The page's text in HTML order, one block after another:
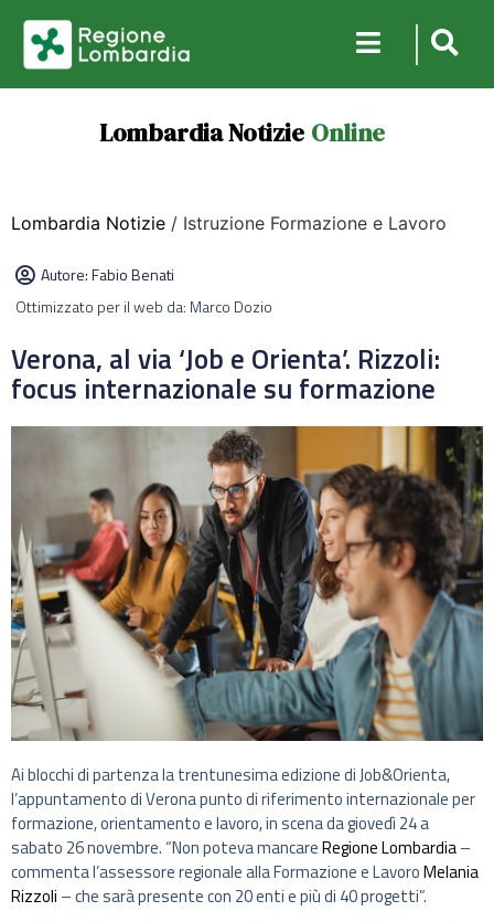
Lombardia Notizie Online
Lombardia Notizie / Istruzione Formazione e Lavoro
Autore:Fabio Benati
Ottimizzato per il web da: Marco Dozio
Verona, al via ‘Job e Orienta’. Rizzoli:
focus internazionale su formazione
Ai blocchi di partenza la trentunesima edizione di Job&Orienta,
l’appuntamento di Verona punto di riferimento internazionale per
formazione, orientamento e lavoro, in scena da giovedì 24 a
sabato 26 novembre. “Non poteva mancareRegione Lombardia–
commenta l’assessore regionale alla Formazione e LavoroMelania
Rizzoli – che sarà presente con 20 enti e più di 40 progetti”.